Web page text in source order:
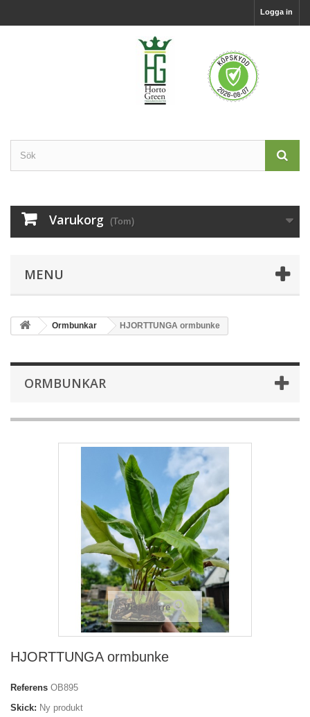
Logga in
Varukorg (Tom)
MENU
Ormbunkar HJORTTUNGA ormbunke
ORMBUNKAR
Visa större
HJORTTUNGA ormbunke
Referens OB895
Skick: Ny produkt